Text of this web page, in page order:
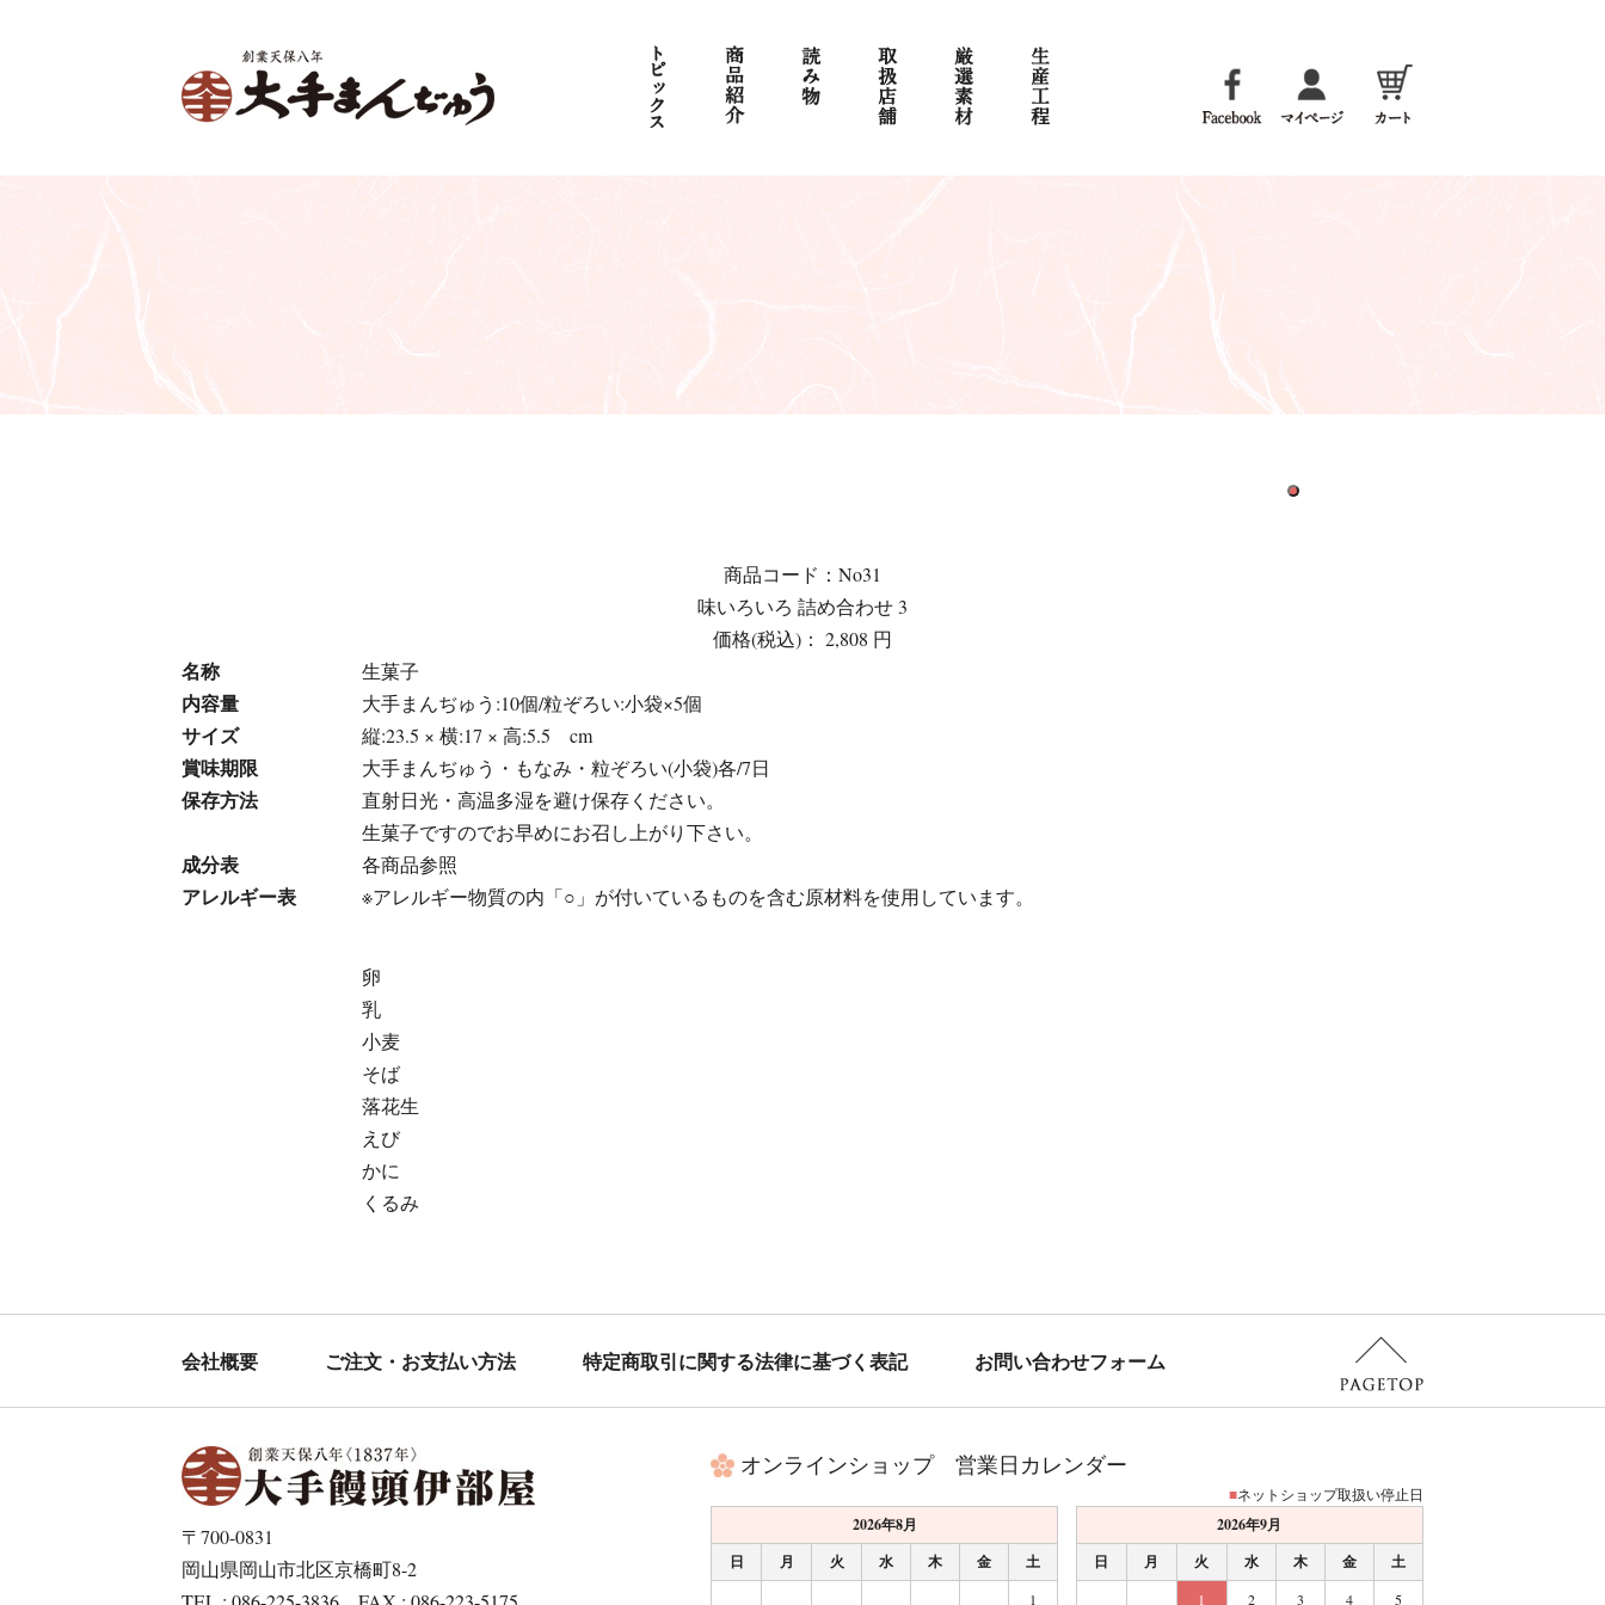
商品コード：No31
味いろいろ 詰め合わせ 3
価格(税込)： 2,808 円
名称 生菓子
内容量 大手まんぢゅう:10個/粒ぞろい:小袋×5個
サイズ 縦:23.5 × 横:17 × 高:5.5 cm
賞味期限 大手まんぢゅう・もなみ・粒ぞろい(小袋)各/7日
保存方法
直射日光・高温多湿を避け保存ください。
生菓子ですのでお早めにお召し上がり下さい。
成分表 各商品参照
アレルギー表 ※アレルギー物質の内「○」が付いているものを含む原材料を使用しています。
卵
乳
小麦
そば
落花生
えび
かに
くるみ
会社概要 ご注文・お支払い方法 特定商取引に関する法律に基づく表記 お問い合わせフォーム
〒700-0831
岡山県岡山市北区京橋町8-2
オンラインショップ 営業日カレンダー
■ネットショップ取扱い停止日
2026年8月
日
月 火 水 木 金 土
1
2026年9月
日
月 火 水 木 金 土
1 2 3 4 5